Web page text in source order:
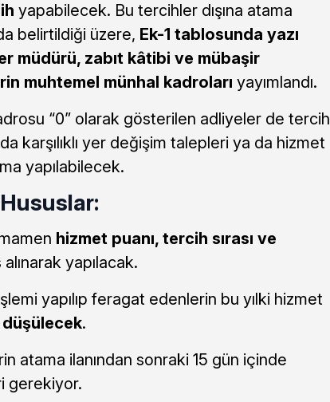
yapabilecek. Bu tercihler dışına atama
belirtildiği üzere, Ek-1 tablosunda yazı
müdürü, zabıt kâtibi ve mübaşir
muhtemel münhal kadroları yayımlandı.
“0” olarak gösterilen adliyeler de tercih
karşılıklı yer değişim talepleri ya da hizmet
yapılabilecek.
hizmet puanı, tercih sırası ve
yapılacak.
yapılıp feragat edenlerin bu yılki hizmet
.
atama ilanından sonraki 15 gün içinde
gerekiyor.